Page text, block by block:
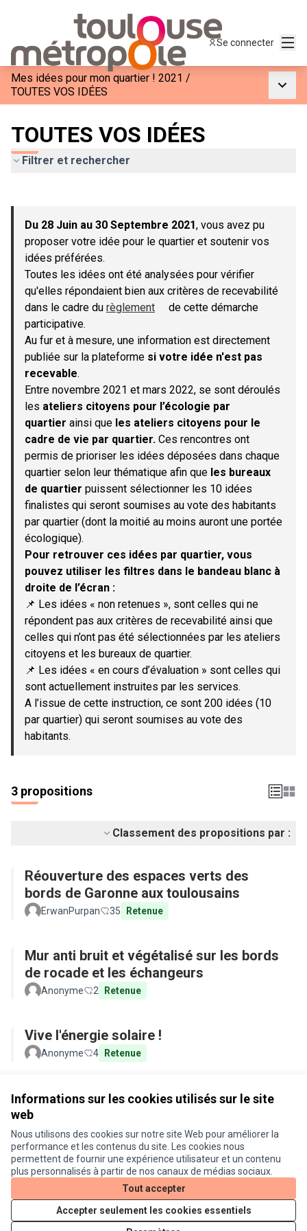
Informations sur les cookies utilisés sur le site
web
Nous utilisons des cookies sur notre site Web pour améliorer la
performance et les contenus du site. Les cookies nous
permettent de fournir une expérience utilisateur et un contenu
plus personnalisés à partir de nos canaux de médias sociaux.
Tout accepter
Accepter seulement les cookies essentiels
Se connecter
Mes idées pour mon quartier ! 2021 /
TOUTES VOS IDÉES
TOUTES VOS IDÉES
Filtrer et rechercher
−
Du 28 Juin au 30 Septembre 2021, vous avez pu
proposer votre idée pour le quartier et soutenir vos
idées préférées.
Toutes les idées ont été analysées pour vérifier
qu'elles répondaient bien aux critères de recevabilité
dans le cadre du règlement
de cette démarche
participative.
Au fur et à mesure, une information est directement
publiée sur la plateforme si votre idée n'est pas
recevable.
Entre novembre 2021 et mars 2022, se sont déroulés
les ateliers citoyens pour l’écologie par
quartier ainsi que les ateliers citoyens pour le
cadre de vie par quartier. Ces rencontres ont
permis de prioriser les idées déposées dans chaque
quartier selon leur thématique afin que les bureaux
de quartier puissent sélectionner les 10 idées
finalistes qui seront soumises au vote des habitants
par quartier (dont la moitié au moins auront une portée
écologique).
Pour retrouver ces idées par quartier, vous
pouvez utiliser les filtres dans le bandeau blanc à
droite de l’écran :
📌 Les idées « non retenues », sont celles qui ne
répondent pas aux critères de recevabilité ainsi que
celles qui n’ont pas été sélectionnées par les ateliers
citoyens et les bureaux de quartier.
📌 Les idées « en cours d’évaluation » sont celles qui
sont actuellement instruites par les services.
A l’issue de cette instruction, ce sont 200 idées (10
par quartier) qui seront soumises au vote des
habitants.
3 propositions
Classement des propositions par :
Réouverture des espaces verts des
bords de Garonne aux toulousains
ErwanPurpan 35 Retenue
Mur anti bruit et végétalisé sur les bords
de rocade et les échangeurs
Anonyme 2 Retenue
Vive l'énergie solaire !
Anonyme 4 Retenue
Conditions d'utilisation
Paramètres des cookies
Je participe ! sur X
(Lien externe)
Je participe ! sur Facebook
Je participe ! sur Instagram
Licence
(Lien